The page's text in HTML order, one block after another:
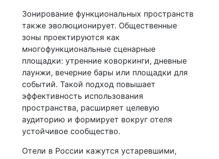
Зонирование функциональных пространств
также эволюционирует. Общественные
зоны проектируются как
многофункциональные сценарные
площадки: утренние коворкинги, дневные
лаунжи, вечерние бары или площадки для
событий. Такой подход повышает
эффективность использования
пространства, расширяет целевую
аудиторию и формирует вокруг отеля
устойчивое сообщество.
Отели в России кажутся устаревшими,